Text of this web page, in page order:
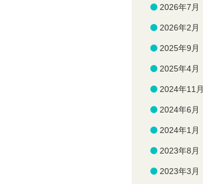
2026年7月
2026年2月
2025年9月
2025年4月
2024年11月
2024年6月
2024年1月
2023年8月
2023年3月